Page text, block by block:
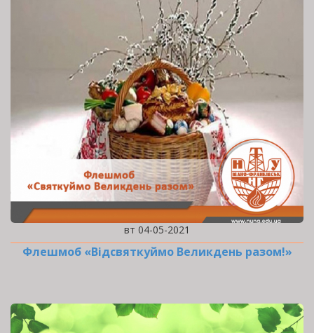
вт 04-05-2021
Флешмоб «Відсвяткуймо Великдень разом!»